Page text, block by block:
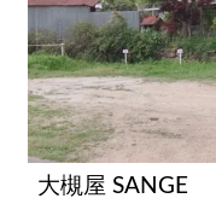
大槻屋 SANGE